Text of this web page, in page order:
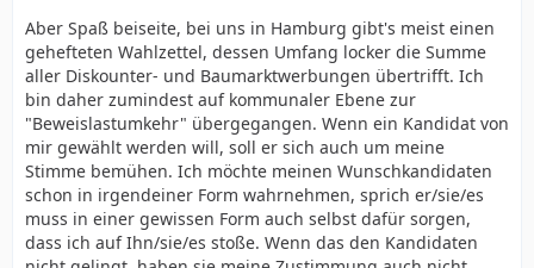
Aber Spaß beiseite, bei uns in Hamburg gibt's meist einen
gehefteten Wahlzettel, dessen Umfang locker die Summe
aller Diskounter- und Baumarktwerbungen übertrifft. Ich
bin daher zumindest auf kommunaler Ebene zur
"Beweislastumkehr" übergegangen. Wenn ein Kandidat von
mir gewählt werden will, soll er sich auch um meine
Stimme bemühen. Ich möchte meinen Wunschkandidaten
schon in irgendeiner Form wahrnehmen, sprich er/sie/es
muss in einer gewissen Form auch selbst dafür sorgen,
dass ich auf Ihn/sie/es stoße. Wenn das den Kandidaten